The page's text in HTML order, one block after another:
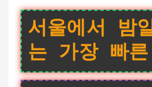
서울에서 밤
는 가장 빠